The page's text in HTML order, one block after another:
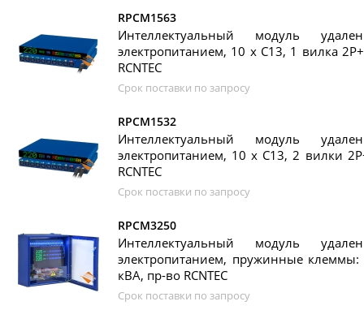
RPCM1563
Интеллектуальный модуль
электропитанием, 10 х C13, 1 вилка
RCNTEС
Срок поставки по запросу
RPCM1532
Интеллектуальный модуль
электропитанием, 10 х C13, 2 вилки
RCNTEС
Срок поставки по запросу
RPCM3250
Интеллектуальный модуль
электропитанием, пружинные
кВА, пр-во RCNTEС
Срок поставки по запросу